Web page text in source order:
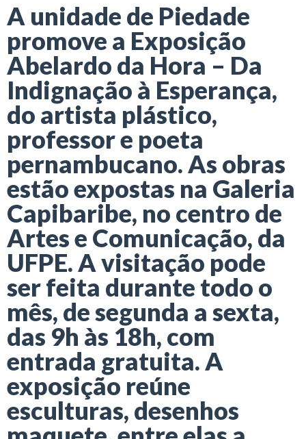
A unidade de Piedade
promove a Exposição
Abelardo da Hora – Da
Indignação à Esperança,
do artista plástico,
professor e poeta
pernambucano. As obras
estão expostas na Galeria
Capibaribe, no centro de
Artes e Comunicação, da
UFPE. A visitação pode
ser feita durante todo o
mês, de segunda a sexta,
das 9h às 18h, com
entrada gratuita. A
exposição reúne
esculturas, desenhos